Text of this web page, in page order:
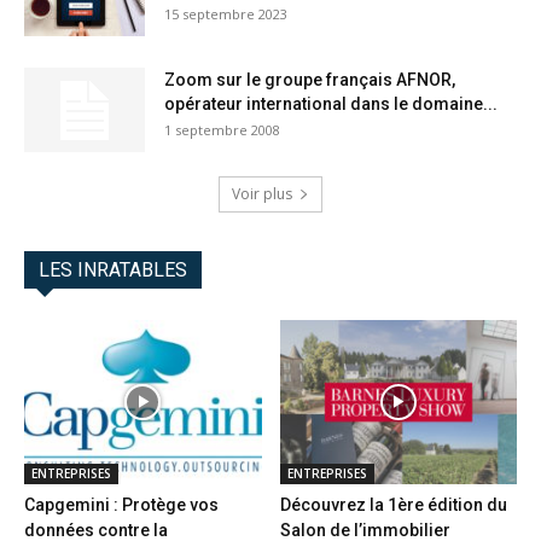
15 septembre 2023
Zoom sur le groupe français AFNOR,
opérateur international dans le domaine...
1 septembre 2008
Voir plus
LES INRATABLES
ENTREPRISES
Capgemini : Protège vos
données contre la
ENTREPRISES
Découvrez la 1ère édition du
Salon de l’immobilier